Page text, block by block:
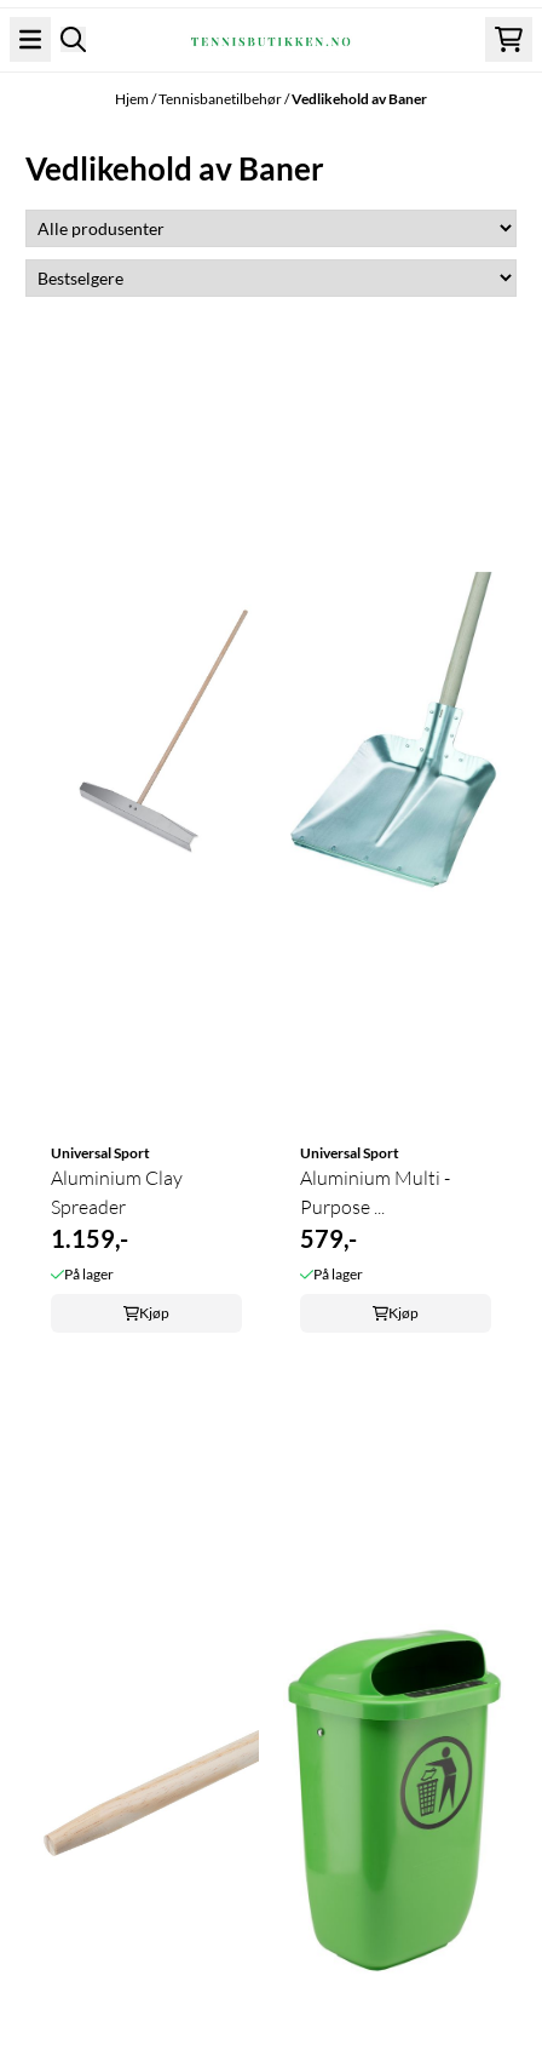
Hopp til innhold
Hjem/Tennisbanetilbehør/Vedlikehold av Baner
Vedlikehold av Baner
Universal Sport
Aluminium Clay
Spreader
1.159,-
På lager
Kjøp
Universal Sport
Aluminium Multi -
Purpose ...
579,-
På lager
Kjøp